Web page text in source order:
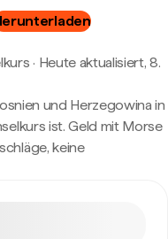
· Heute aktualisiert, 8.
und Herzegowina in
ist. Geld mit Morse
keine